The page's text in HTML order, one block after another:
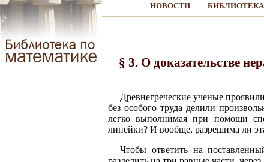
НОВОСТИ БИБЛИОТЕКА
§ 3. О доказательстве
Древнегреческие ученые
без особого труда делили
легко выполнимая при помощи
линейки? И вообще, разрешима ли
Чтобы ответить на